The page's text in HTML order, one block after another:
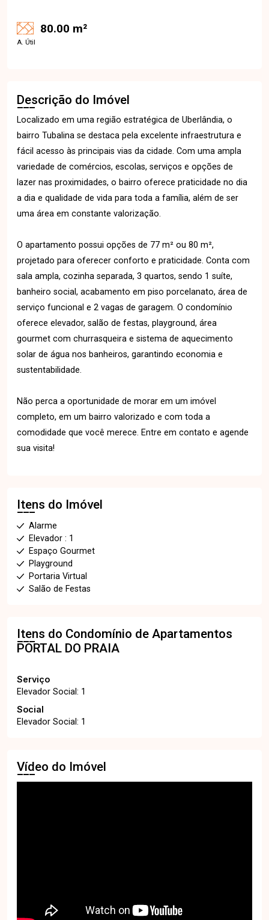
80.00 m²
A. Útil
Descrição do Imóvel
Localizado em uma região estratégica de Uberlândia, o
bairro Tubalina se destaca pela excelente infraestrutura e
fácil acesso às principais vias da cidade. Com uma ampla
variedade de comércios, escolas, serviços e opções de
lazer nas proximidades, o bairro oferece praticidade no dia
a dia e qualidade de vida para toda a família, além de ser
uma área em constante valorização.
O apartamento possui opções de 77 m² ou 80 m²,
projetado para oferecer conforto e praticidade. Conta com
sala ampla, cozinha separada, 3 quartos, sendo 1 suíte,
banheiro social, acabamento em piso porcelanato, área de
serviço funcional e 2 vagas de garagem. O condomínio
oferece elevador, salão de festas, playground, área
gourmet com churrasqueira e sistema de aquecimento
solar de água nos banheiros, garantindo economia e
sustentabilidade.
Não perca a oportunidade de morar em um imóvel
completo, em um bairro valorizado e com toda a
comodidade que você merece. Entre em contato e agende
sua visita!
Itens do Imóvel
Alarme
Elevador : 1
Espaço Gourmet
Playground
Portaria Virtual
Salão de Festas
Itens do Condomínio de Apartamentos
PORTAL DO PRAIA
Serviço
Elevador Social: 1
Social
Elevador Social: 1
Vídeo do Imóvel